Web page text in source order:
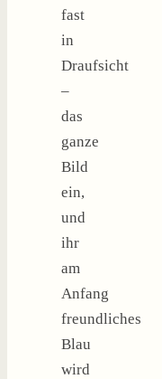
fast
in
Draufsicht
–
das
ganze
Bild
ein,
und
ihr
am
Anfang
freundliches
Blau
wird